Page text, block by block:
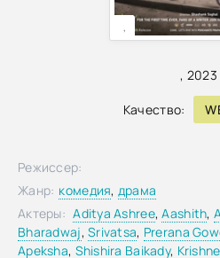
, 2023
Качество:
,
Режиссер:
Жанр: комедия, драма
Актеры: Aditya Ashree,Aashith,
Bharadwaj,Srivatsa, Prerana
Apeksha, Shishira Baikady,